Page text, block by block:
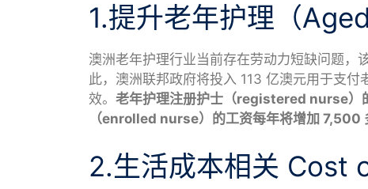
1.提升老年护理（
澳洲老年护理行业当前存在劳动力短缺问题，
此，澳洲联邦政府将投入 113 亿澳元用于支
效。 老年护理注册护士（registered nurse）
（enrolled nurse）的工资每年将增加 7,500
2.生活成本相关 Cost